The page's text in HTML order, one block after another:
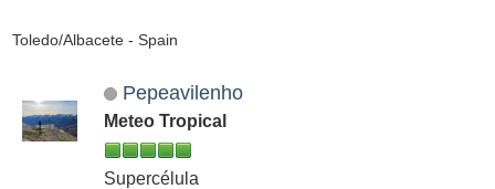
Toledo/Albacete - Spain
Pepeavilenho
Meteo Tropical
Supercélula